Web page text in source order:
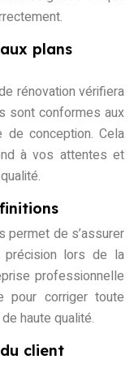
plans
rénovation vérifiera
sont conformes aux
conception. Cela
à vos attentes et
permet de s’assurer
lors de la
professionnelle
pour corriger toute
haute qualité.
client